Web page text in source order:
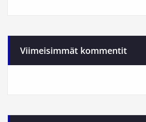
Viimeisimmät kommentit